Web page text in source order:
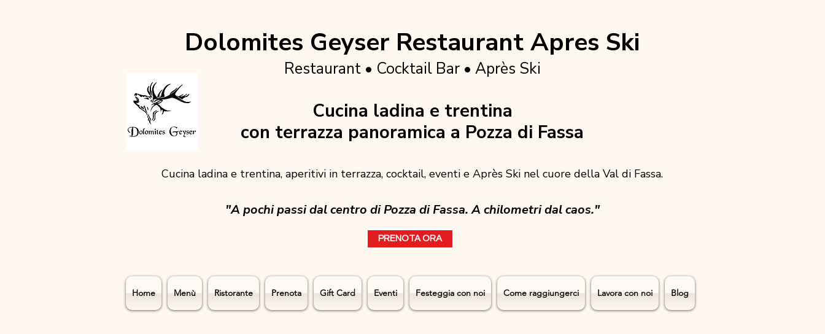
Dolomites Geyser Restaurant Apres Ski
Restaurant • Cocktail Bar • Après Ski
Cucina ladina e trentina
con terrazza panoramica a Pozza di Fassa
Cucina ladina e trentina, aperitivi in terrazza, cocktail, eventi e Après Ski nel cuore della Val di Fassa.
"A pochi passi dal centro di Pozza di Fassa. A chilometri dal caos."
PRENOTA ORA
Home Menù Ristorante Prenota Gift Card Eventi Festeggia con noi Come raggiungerci Lavora con noi Blog